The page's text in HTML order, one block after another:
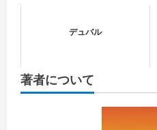
デュバル
著者について